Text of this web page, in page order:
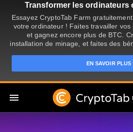
Transformer les ordinateurs
Essayez CryptoTab Farm
votre ordinateur ! Faites travailler
et gagnez encore plus de BTC.
installation de minage, et faites des
EN SAVOIR PLUS